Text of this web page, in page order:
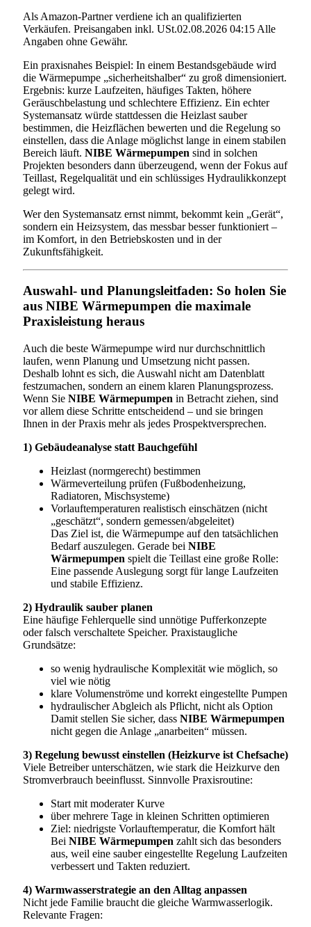
Als Amazon-Partner verdiene ich an qualifizierten
Verkäufen. Preisangaben inkl. USt.02.08.2026 04:15 Alle
Angaben ohne Gewähr.
Ein praxisnahes Beispiel: In einem Bestandsgebäude wird
die Wärmepumpe „sicherheitshalber“ zu groß dimensioniert.
Ergebnis: kurze Laufzeiten, häufiges Takten, höhere
Geräuschbelastung und schlechtere Effizienz. Ein echter
Systemansatz würde stattdessen die Heizlast sauber
bestimmen, die Heizflächen bewerten und die Regelung so
einstellen, dass die Anlage möglichst lange in einem stabilen
Bereich läuft. NIBE Wärmepumpen sind in solchen
Projekten besonders dann überzeugend, wenn der Fokus auf
Teillast, Regelqualität und ein schlüssiges Hydraulikkonzept
gelegt wird.
Wer den Systemansatz ernst nimmt, bekommt kein „Gerät“,
sondern ein Heizsystem, das messbar besser funktioniert –
im Komfort, in den Betriebskosten und in der
Zukunftsfähigkeit.
Auswahl- und Planungsleitfaden: So holen Sie
aus NIBE Wärmepumpen die maximale
Praxisleistung heraus
Auch die beste Wärmepumpe wird nur durchschnittlich
laufen, wenn Planung und Umsetzung nicht passen.
Deshalb lohnt es sich, die Auswahl nicht am Datenblatt
festzumachen, sondern an einem klaren Planungsprozess.
Wenn Sie NIBE Wärmepumpen in Betracht ziehen, sind
vor allem diese Schritte entscheidend – und sie bringen
Ihnen in der Praxis mehr als jedes Prospektversprechen.
1) Gebäudeanalyse statt Bauchgefühl
Heizlast (normgerecht) bestimmen
Wärmeverteilung prüfen (Fußbodenheizung,
Radiatoren, Mischsysteme)
Vorlauftemperaturen realistisch einschätzen (nicht
„geschätzt“, sondern gemessen/abgeleitet)
Das Ziel ist, die Wärmepumpe auf den tatsächlichen
Bedarf auszulegen. Gerade bei NIBE
Wärmepumpen spielt die Teillast eine große Rolle:
Eine passende Auslegung sorgt für lange Laufzeiten
und stabile Effizienz.
2) Hydraulik sauber planen
Eine häufige Fehlerquelle sind unnötige Pufferkonzepte
oder falsch verschaltete Speicher. Praxistaugliche
Grundsätze:
so wenig hydraulische Komplexität wie möglich, so
viel wie nötig
klare Volumenströme und korrekt eingestellte Pumpen
hydraulischer Abgleich als Pflicht, nicht als Option
Damit stellen Sie sicher, dass NIBE Wärmepumpen
nicht gegen die Anlage „anarbeiten“ müssen.
3) Regelung bewusst einstellen (Heizkurve ist Chefsache)
Viele Betreiber unterschätzen, wie stark die Heizkurve den
Stromverbrauch beeinflusst. Sinnvolle Praxisroutine:
Start mit moderater Kurve
über mehrere Tage in kleinen Schritten optimieren
Ziel: niedrigste Vorlauftemperatur, die Komfort hält
Bei NIBE Wärmepumpen zahlt sich das besonders
aus, weil eine sauber eingestellte Regelung Laufzeiten
verbessert und Takten reduziert.
4) Warmwasserstrategie an den Alltag anpassen
Nicht jede Familie braucht die gleiche Warmwasserlogik.
Relevante Fragen: